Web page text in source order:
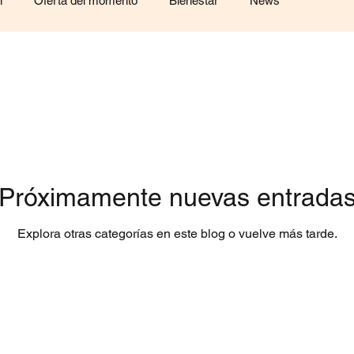
Próximamente nuevas
Explora otras categorías en este blog o vuelve más tarde.